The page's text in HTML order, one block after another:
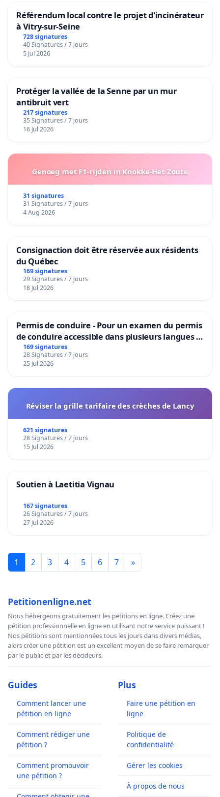
Référendum local contre le projet d'incinérateur
à Vitry-sur-Seine
728 signatures
40 Signatures / 7 jours
5 Jul 2026
Protéger la vallée de la Senne par un mur
antibruit vert
217 signatures
35 Signatures / 7 jours
16 Jul 2026
Genoeg met F1-rijden in Knokke-Het Zoute
31 signatures
31 Signatures / 7 jours
4 Aug 2026
Consignaction doit être réservée aux résidents
du Québec
169 signatures
29 Signatures / 7 jours
18 Jul 2026
Permis de conduire - Pour un examen du permis
de conduire accessible dans plusieurs langues à
Bruxelles
169 signatures
28 Signatures / 7 jours
25 Jul 2026
Réviser la grille tarifaire des crèches de Lancy
621 signatures
28 Signatures / 7 jours
15 Jul 2026
Soutien à Laetitia Vignau
167 signatures
26 Signatures / 7 jours
27 Jul 2026
1 2 3 4 5 6 7 »
Petitionenligne.net
Nous hébergeons gratuitement les pétitions en ligne. Créez une
pétition professionnelle en ligne en utilisant notre service puissant !
Nos pétitions sont mentionnées tous les jours dans divers médias,
alors créer une pétition est un excellent moyen de se faire remarquer
par le public et par les décideurs.
Guides
Comment lancer une
pétition en ligne
Comment rédiger une
pétition ?
Comment promouvoir
une pétition ?
Plus
Faire une pétition en
ligne
Politique de
confidentialité
Gérer les cookies
À propos de nous